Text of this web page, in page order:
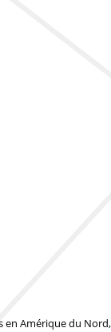
Amérique du